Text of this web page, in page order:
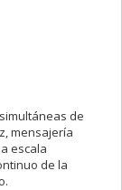
de
mensajería
escala
de la